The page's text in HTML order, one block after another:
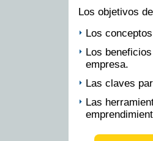
Los objetivos
Los
Los
empresa.
Las claves
Las